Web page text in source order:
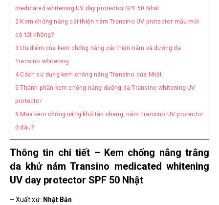
medicated whitening UV day protector SPF 50 Nhật
2 Kem chống nắng cải thiện nám Transino UV protector mẫu mới
có tốt không?
3 Ưu điểm của kem chống nắng cải thiện nám và dưỡng da
Transino whitening
4Cách sử dụng kem chống nắng Transino của Nhật
5 Thành phần kem chống nắng dưỡng da Transino whitening UV
protector
6 Mua kem chống nắng khử tàn nhang, nám Transino UV protector
ở đâu?
Thông tin chi tiết – Kem chống nắng trắng
da khử nám Transino medicated whitening
UV day protector SPF 50 Nhật
– Xuất xứ: Nhật Bản